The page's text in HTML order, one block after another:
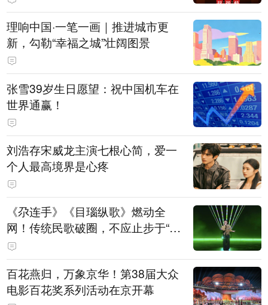
理响中国·一笔一画｜推进城市更
新，勾勒“幸福之城”壮阔图景
张雪39岁生日愿望：祝中国机车在
世界通赢！
刘浩存宋威龙主演七根心简，爱一
个人最高境界是心疼
《尕连手》《目瑙纵歌》燃动全
网！传统民歌破圈，不应止步于“上
头”
百花燕归，万象京华！第38届大众
电影百花奖系列活动在京开幕